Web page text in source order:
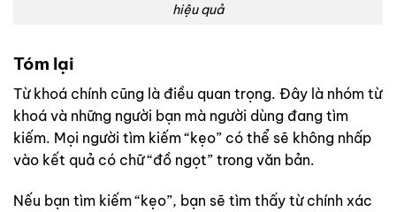
hiệu quả
Tóm lại
Từ khoá chính cũng là điều quan trọng. Đây là nhóm từ
khoá và những người bạn mà người dùng đang tìm
kiếm. Mọi người tìm kiếm “kẹo” có thể sẽ không nhấp
vào kết quả có chữ “đồ ngọt” trong văn bản.
Nếu bạn tìm kiếm “kẹo”, bạn sẽ tìm thấy từ chính xác